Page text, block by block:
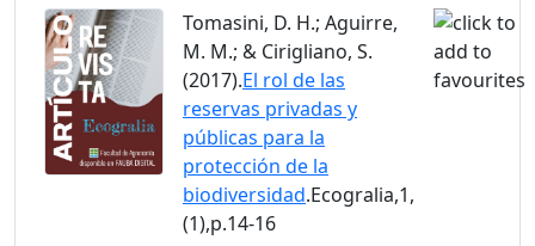
Tomasini, D. H.; Aguirre,
M. M.; & Cirigliano, S.
(2017).El rol de las
reservas privadas y
públicas para la
protección de la
biodiversidad.Ecogralia,1,
(1),p.14-16